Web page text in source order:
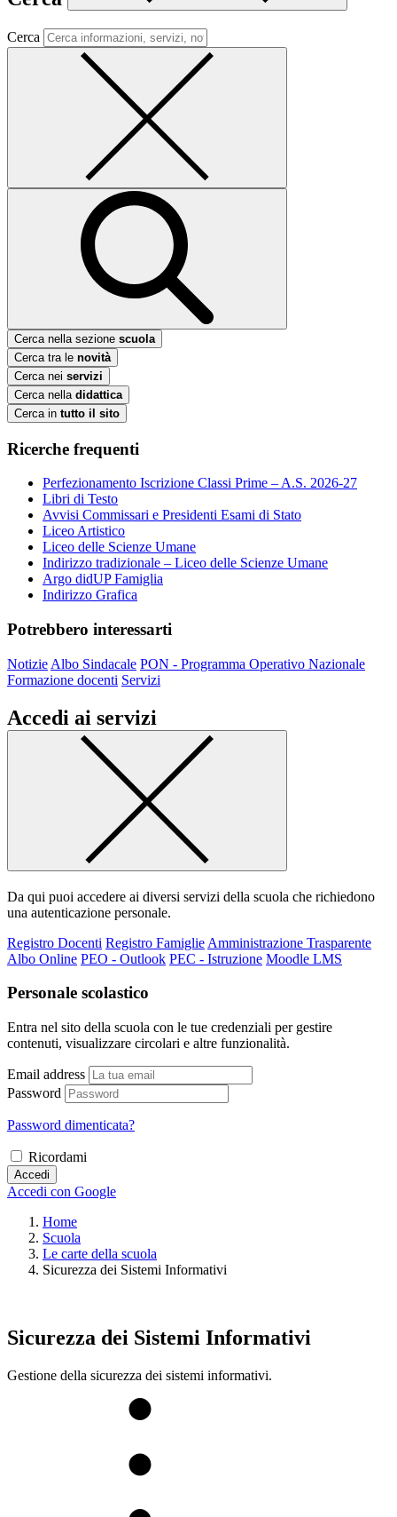
Cerca
Cerca nella sezione scuola
Cerca tra le novità
Cerca nei servizi
Cerca nella didattica
Cerca in tutto il sito
Ricerche frequenti
Perfezionamento Iscrizione Classi Prime – A.S. 2026-27
Libri di Testo
Avvisi Commissari e Presidenti Esami di Stato
Liceo Artistico
Liceo delle Scienze Umane
Indirizzo tradizionale – Liceo delle Scienze Umane
Argo didUP Famiglia
Indirizzo Grafica
Potrebbero interessarti
Notizie Albo Sindacale PON - Programma Operativo Nazionale
Formazione docenti Servizi
Accedi ai servizi
Da qui puoi accedere ai diversi servizi della scuola che richiedono
una autenticazione personale.
Registro Docenti Registro Famiglie Amministrazione Trasparente
Albo Online PEO - Outlook PEC - Istruzione Moodle LMS
Personale scolastico
Entra nel sito della scuola con le tue credenziali per gestire
contenuti, visualizzare circolari e altre funzionalità.
Email address
Password
Password dimenticata?
Ricordami
Accedi
Accedi con Google
Home
Scuola
Le carte della scuola
Sicurezza dei Sistemi Informativi
Sicurezza dei Sistemi Informativi
Gestione della sicurezza dei sistemi informativi.